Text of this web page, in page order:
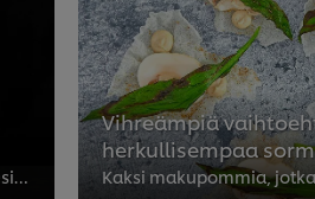
Eikä sinun tarvitse puurtaa hullun lailla tehdäksesi vaikutuksen, sanoo Daniel Müllern.
Vihreämpiä
herkullisempaa
Kaksi makupommia,